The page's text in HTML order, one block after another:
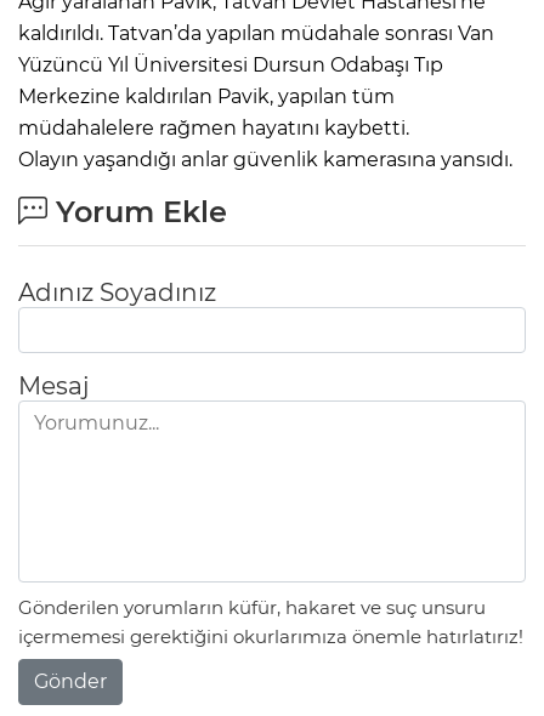
kaldırıldı. Tatvan’da yapılan müdahale sonrası Van
Yüzüncü Yıl Üniversitesi Dursun Odabaşı Tıp
Merkezine kaldırılan Pavik, yapılan tüm
müdahalelere rağmen hayatını kaybetti.
Olayın yaşandığı anlar güvenlik kamerasına yansıdı.
Yorum Ekle
Adınız Soyadınız
Mesaj
Gönderilen yorumların küfür, hakaret ve suç unsuru
içermemesi gerektiğini okurlarımıza önemle hatırlatırız!
Gönder